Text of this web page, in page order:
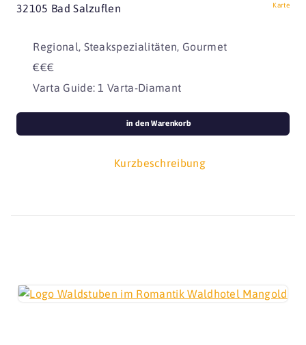
32105 Bad Salzuflen Karte
Regional, Steakspezialitäten, Gourmet
€€€
Varta Guide: 1 Varta-Diamant
Kurzbeschreibung
in den Warenkorb